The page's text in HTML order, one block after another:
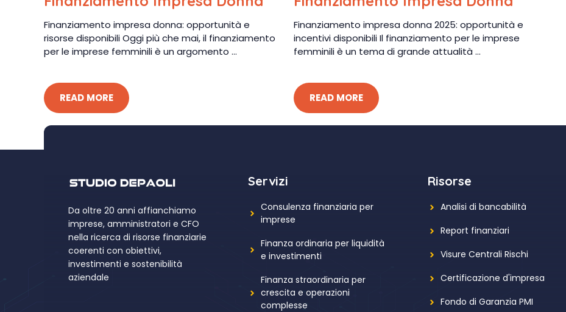
Finanziamento impresa donna: opportunità e
risorse disponibili Oggi più che mai, il finanziamento
per le imprese femminili è un argomento ...
READ MORE
Finanziamento impresa donna 2025: opportunità e
incentivi disponibili Il finanziamento per le imprese
femminili è un tema di grande attualità ...
READ MORE
Da oltre 20 anni affianchiamo
imprese, amministratori e CFO
nella ricerca di risorse finanziarie
coerenti con obiettivi,
investimenti e sostenibilità
aziendale
Servizi
Consulenza finanziaria per
imprese
Finanza ordinaria per liquidità
e investimenti
Finanza straordinaria per
crescita e operazioni
complesse
Risorse
Analisi di bancabilità
Report finanziari
Visure Centrali Rischi
Certificazione d'impresa
Fondo di Garanzia PMI